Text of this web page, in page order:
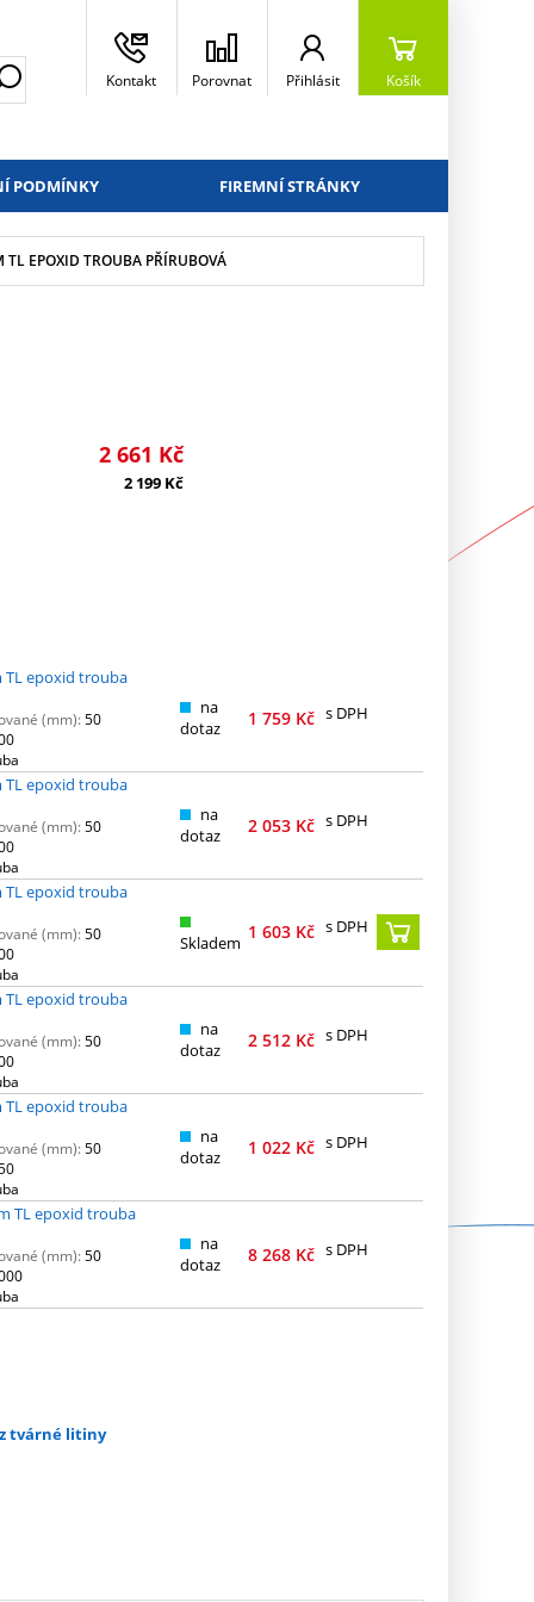
Kontakt Porovnat Přihlásit Košík
PODMÍNKY FIREMNÍ STRÁNKY
EPOXID TROUBA PŘÍRUBOVÁ
2 661 Kč
2 199 Kč
TL epoxid trouba
(mm):50
na
dotaz
1 759 Kč s DPH
TL epoxid trouba
(mm):50
na
dotaz
2 053 Kč s DPH
TL epoxid trouba
(mm):50
Skladem 1 603 Kč s DPH
TL epoxid trouba
(mm):50
na
dotaz
2 512 Kč s DPH
TL epoxid trouba
(mm):50
na
dotaz
1 022 Kč s DPH
TL epoxid trouba
(mm):50
na
dotaz
8 268 Kč s DPH
tvárné litiny